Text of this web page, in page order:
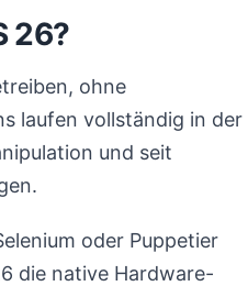
26?
ohne
laufen vollständig in der
und seit
oder Puppetier
die native Hardware-